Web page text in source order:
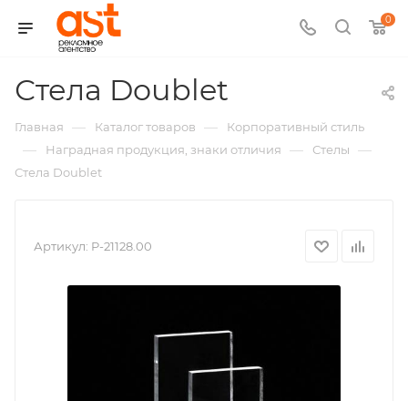
0
Стела Doublet
арт.:
P-
Главная — Каталог товаров — Корпоративный стиль
— Наградная продукция, знаки отличия — Стелы —
Стела Doublet
Артикул: P-21128.00